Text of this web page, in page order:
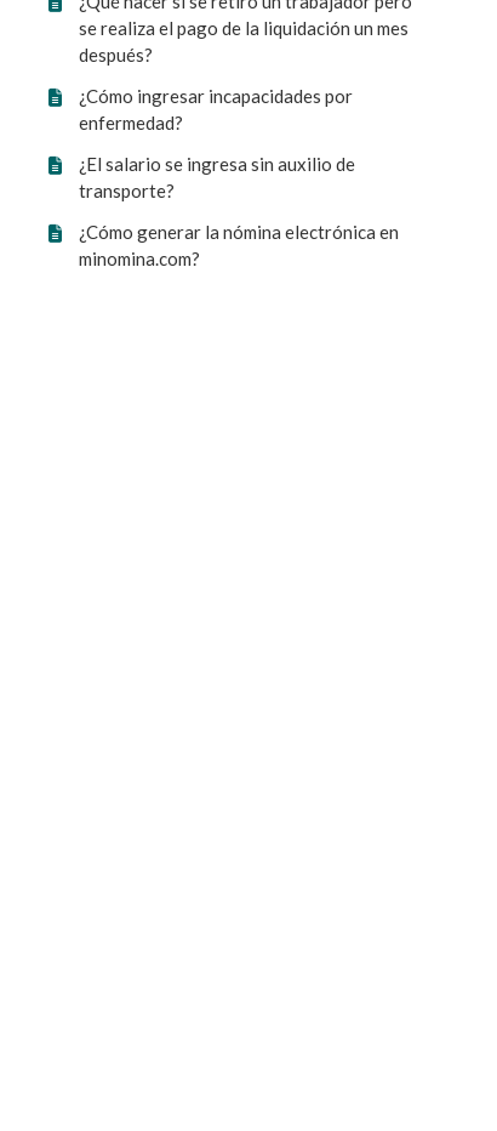
se realiza el pago de la liquidación un mes
después?
¿Cómo ingresar incapacidades por
enfermedad?
¿El salario se ingresa sin auxilio de
transporte?
¿Cómo generar la nómina electrónica en
minomina.com?